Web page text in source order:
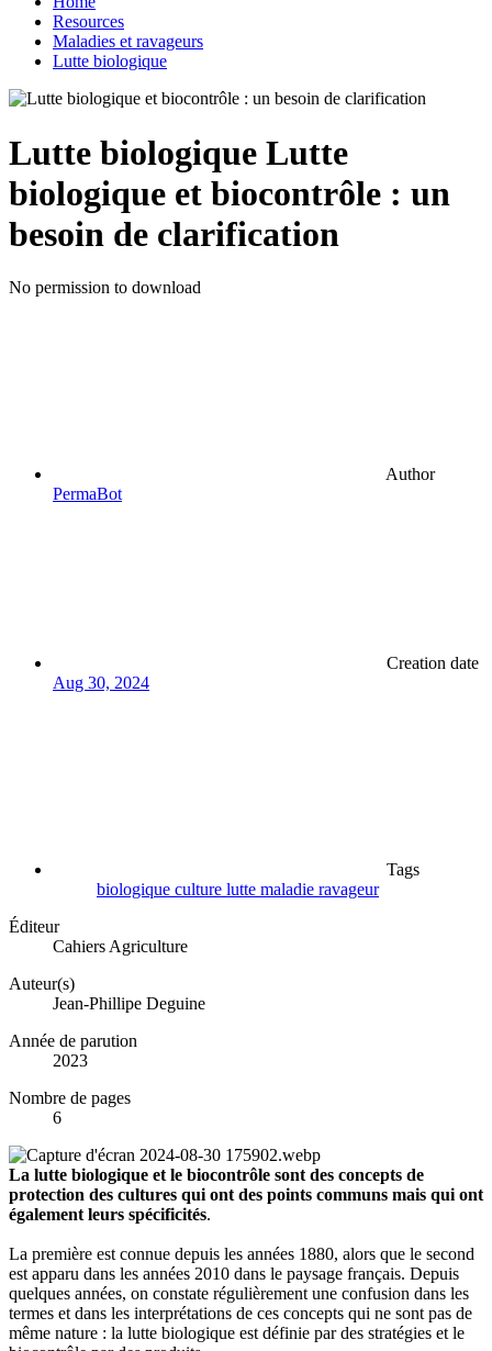
Resources
Maladies et ravageurs
Lutte biologique
Lutte biologique Lutte
biologique et biocontrôle : un
besoin de clarification
No permission to download
Author
PermaBot
Creation date
Aug 30, 2024
Tags
biologique culture lutte maladie ravageur
Éditeur
Cahiers Agriculture
Auteur(s)
Jean-Phillipe Deguine
Année de parution
2023
Nombre de pages
6
La lutte biologique et le biocontrôle sont des concepts de
protection des cultures qui ont des points communs mais qui ont
également leurs spécificités.
La première est connue depuis les années 1880, alors que le second
est apparu dans les années 2010 dans le paysage français. Depuis
quelques années, on constate régulièrement une confusion dans les
termes et dans les interprétations de ces concepts qui ne sont pas de
même nature : la lutte biologique est définie par des stratégies et le